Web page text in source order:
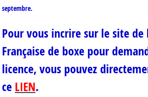
septembre.
Pour vous incrire sur le site de
Française de boxe pour
licence, vous pouvez
ce LIEN.